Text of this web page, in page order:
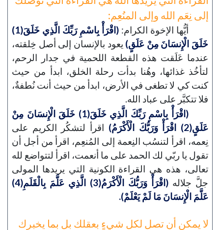
إلى نِعَم الله وإلى المنُعِم:
أيُّها الإخوة الكرام:
(اقْرَأْ بِاسْمِ رَبِّكَ الَّذِي خَلَقَ(1)
خَلَقَ الْإِنسَانَ مِنْ عَلَقٍ) يعود بالإنسان إلى أصل خِلقته،
عندما عَلَقت هذه القطعة اللحمية في جدار الرحم،
لتأخُذ غذائها، وهُنا بدأت رحلة الخلق، ابدأ من حيث
كنت كي لا تطغى في الأرض، ابدأ من حيث أنت نُطفةٌ،
فلا تتكبَّر على عباد الله.
(اقْرَأْ بِاسْمِ رَبِّكَ الَّذِي خَلَقَ(1) خَلَقَ الْإِنسَانَ مِنْ
عَلَقٍ(2) اقْرَأْ وَرَبُّكَ الْأَكْرَمُ)
اقرأ لتشكُر الكريم على
نِعمه، اقرأ لتنسُب النِعمة إلى المُنعِم، اقرأ من أجل أن
تقول يا ربّي لك الحمد على ما أنعمت، اقرأ لتتواضع لله
تعالى، هذه هي القراءة الكونية التي يريدها المولى
جلَّ جلاله
(اقْرَأْ وَرَبُّكَ الْأَكْرَمُ(3) الَّذِي عَلَّمَ بِالْقَلَمِ(4)
عَلَّمَ الْإِنسَانَ مَا لَمْ يَعْلَمْ).
لا يمكن أن تصل لكل شيءٍ بعقلك بل بما يخبرك